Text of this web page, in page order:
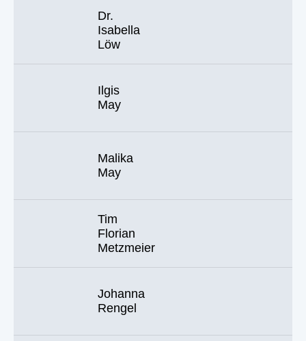
Dr.
Isabella
Löw
Ilgis
May
Malika
May
Tim
Florian
Metzmeier
Johanna
Rengel